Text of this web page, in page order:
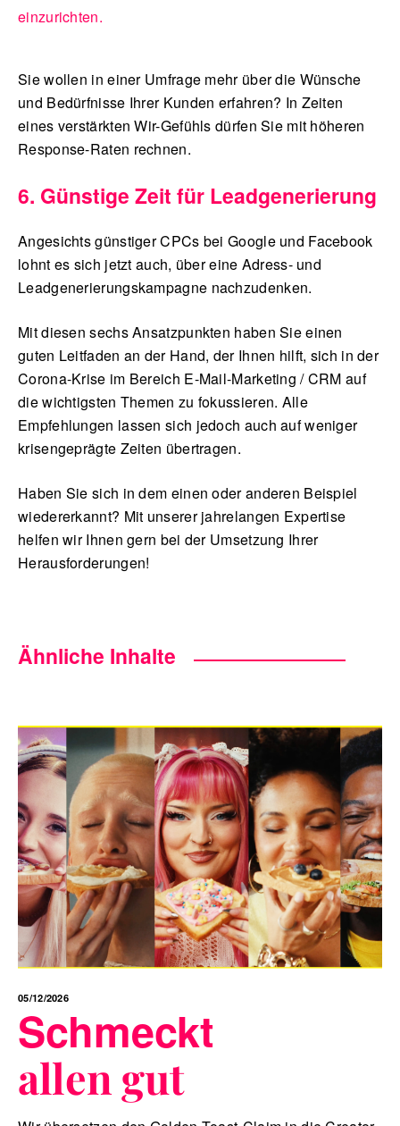
einzurichten.
Sie wollen in einer Umfrage mehr über die Wünsche
und Bedürfnisse Ihrer Kunden erfahren? In Zeiten
eines verstärkten Wir-Gefühls dürfen Sie mit höheren
Response-Raten rechnen.
6. Günstige Zeit für Leadgenerierung
Angesichts günstiger CPCs bei Google und Facebook
lohnt es sich jetzt auch, über eine Adress- und
Leadgenerierungskampagne nachzudenken.
Mit diesen sechs Ansatzpunkten haben Sie einen
guten Leitfaden an der Hand, der Ihnen hilft, sich in der
Corona-Krise im Bereich E-Mail-Marketing / CRM auf
die wichtigsten Themen zu fokussieren. Alle
Empfehlungen lassen sich jedoch auch auf weniger
krisengeprägte Zeiten übertragen.
Haben Sie sich in dem einen oder anderen Beispiel
wiedererkannt? Mit unserer jahrelangen Expertise
helfen wir Ihnen gern bei der Umsetzung Ihrer
Herausforderungen!
Ähnliche Inhalte
05/12/2026
Schmeckt
allen gut